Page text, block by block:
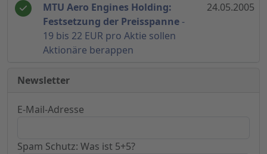
MTU Aero Engines Holding:
Festsetzung der Preisspanne-
19 bis 22 EUR pro Aktie sollen
Aktionäre berappen
24.05.2005
Newsletter
E-Mail-Adresse
Spam Schutz: Was ist 5+5?